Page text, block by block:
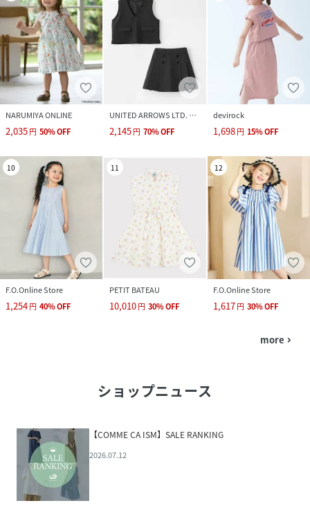
NARUMIYA ONLINE
2,035円 50%OFF
UNITED ARROWS LTD. OUTLET
2,145円 70%OFF
devirock
1,698円 15%OFF
10
F.O.Online Store
1,254円 40%OFF
11
PETIT BATEAU
10,010円 30%OFF
12
F.O.Online Store
1,617円 30%OFF
more navigate_next
ショップニュース
【COMME CA ISM】SALE RANKING
2026.07.12